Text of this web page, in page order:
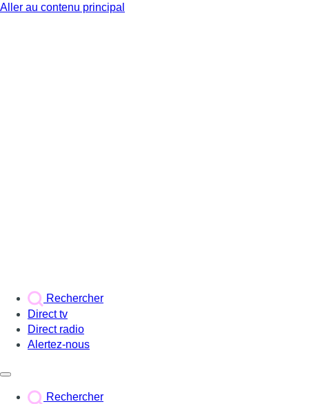
Aller au contenu principal
Rechercher
Direct tv
Direct radio
Alertez-nous
Rechercher